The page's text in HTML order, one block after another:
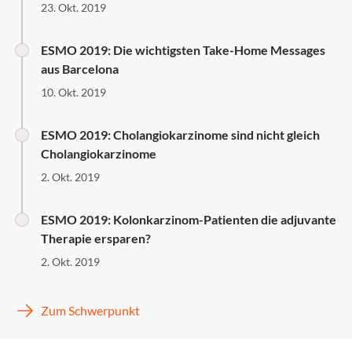
23. Okt. 2019
ESMO 2019: Die wichtigsten Take-Home Messages
aus Barcelona
10. Okt. 2019
ESMO 2019: Cholangiokarzinome sind nicht gleich
Cholangiokarzinome
2. Okt. 2019
ESMO 2019: Kolonkarzinom-Patienten die adjuvante
Therapie ersparen?
2. Okt. 2019
Zum Schwerpunkt